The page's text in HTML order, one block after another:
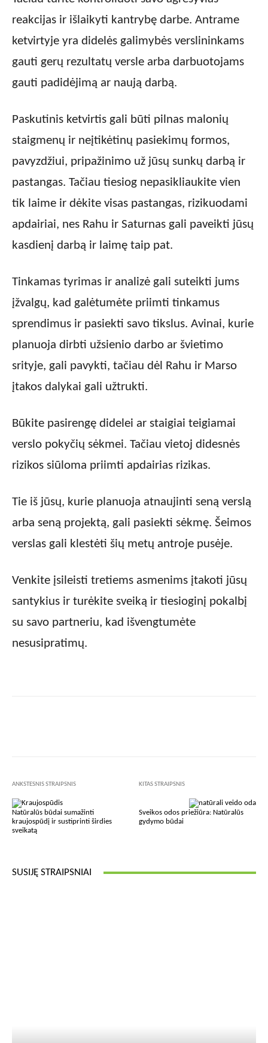
reakcijas ir išlaikyti kantrybę darbe. Antrame
ketvirtyje yra didelės galimybės verslininkams
gauti gerų rezultatų versle arba darbuotojams
gauti padidėjimą ar naują darbą.
Paskutinis ketvirtis gali būti pilnas malonių
staigmenų ir neįtikėtinų pasiekimų formos,
pavyzdžiui, pripažinimo už jūsų sunkų darbą ir
pastangas. Tačiau tiesiog nepasikliaukite vien
tik laime ir dėkite visas pastangas, rizikuodami
apdairiai, nes Rahu ir Saturnas gali paveikti jūsų
kasdienį darbą ir laimę taip pat.
Tinkamas tyrimas ir analizė gali suteikti jums
įžvalgų, kad galėtumėte priimti tinkamus
sprendimus ir pasiekti savo tikslus. Avinai, kurie
planuoja dirbti užsienio darbo ar švietimo
srityje, gali pavykti, tačiau dėl Rahu ir Marso
įtakos dalykai gali užtrukti.
Būkite pasirengę didelei ar staigiai teigiamai
verslo pokyčių sėkmei. Tačiau vietoj didesnės
rizikos siūloma priimti apdairias rizikas.
Tie iš jūsų, kurie planuoja atnaujinti seną verslą
arba seną projektą, gali pasiekti sėkmę. Šeimos
verslas gali klestėti šių metų antroje pusėje.
Venkite įsileisti tretiems asmenims įtakoti jūsų
santykius ir turėkite sveiką ir tiesioginį pokalbį
su savo partneriu, kad išvengtumėte
nesusipratimų.
ANKSTESNIS STRAIPSNIS
Natūralūs būdai sumažinti
kraujospūdį ir sustiprinti širdies
sveikatą
KITAS STRAIPSNIS
Sveikos odos priežiūra: Natūralūs
gydymo būdai
SUSIJĘ STRAIPSNIAI